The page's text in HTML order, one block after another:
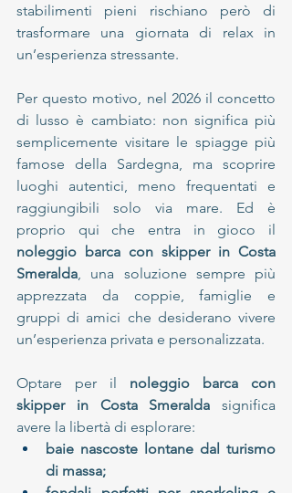
stabilimenti pieni rischiano però di
trasformare una giornata di relax in
un’esperienza stressante.
Per questo motivo, nel 2026 il concetto
di lusso è cambiato: non significa più
semplicemente visitare le spiagge più
famose della Sardegna, ma scoprire
luoghi autentici, meno frequentati e
raggiungibili solo via mare. Ed è
noleggio barca con skipper in Costa
Smeralda , una soluzione sempre più
apprezzata da coppie, famiglie e
gruppi di amici che desiderano vivere
un’esperienza privata e personalizzata.
Optare per il noleggio barca con
skipper in Costa Smeralda significa
avere la libertà di esplorare:
baie nascoste lontane dal turismo
di massa;